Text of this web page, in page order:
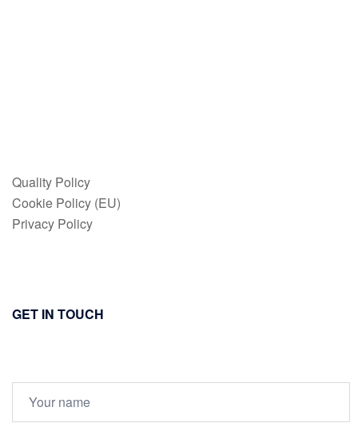
Quality Policy
Cookie Policy (EU)
Privacy Policy
GET IN TOUCH